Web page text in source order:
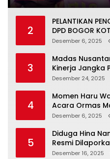
2
PELANTIKAN
DPD BOGOR
KHIDMAT
Desember 6, 2025
3
Madas
Kinerja Jangka
Panjang
Desember 24, 2025
4
Momen Haru
Acara Ormas
Peci Hitam
Desember 6, 2025
5
Diduga Hina
Resmi
Desember 16, 2025